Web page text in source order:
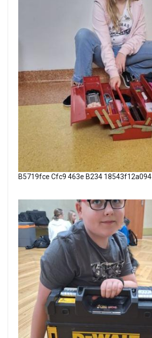
B5719fce Cfc9 463e B234 18543f12a094